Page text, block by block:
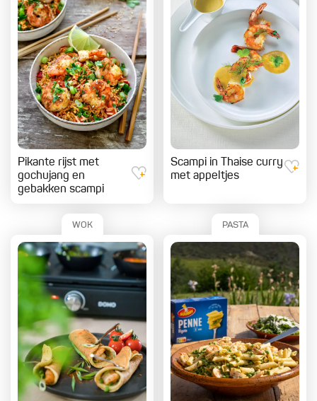
Pikante rijst met
gochujang en
gebakken scampi
Scampi in Thaise curry
met appeltjes
WOK PASTA